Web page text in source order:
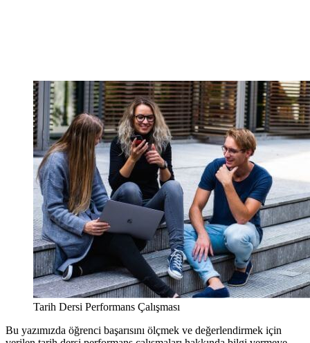
Tarih Dersi Performans Çalışması
Bu yazımızda öğrenci başarısını ölçmek ve değerlendirmek için